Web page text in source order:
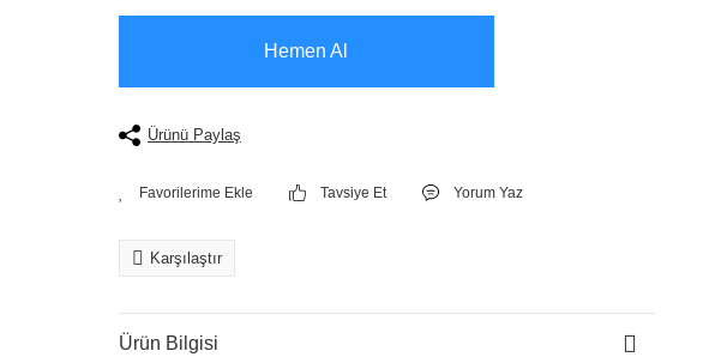
Hemen Al
Ürünü Paylaş
Tavsiye Et Yorum Yaz
Karşılaştır
Ürün Bilgisi